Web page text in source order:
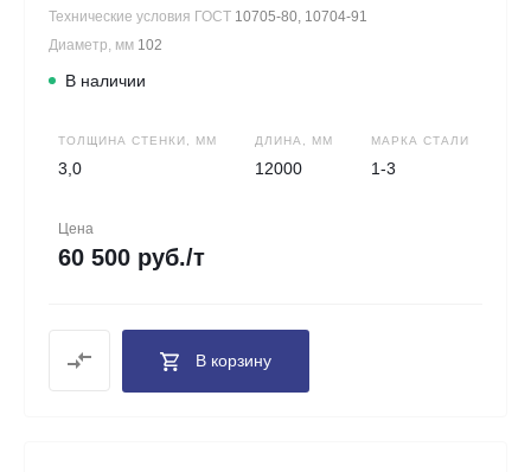
Технические условия ГОСТ 10705-80, 10704-91
Диаметр, мм 102
В наличии
ТОЛЩИНА СТЕНКИ, ММ
3,0
ДЛИНА, ММ
12000
МАРКА СТАЛИ
1-3
Цена
60 500 руб./т
В корзину